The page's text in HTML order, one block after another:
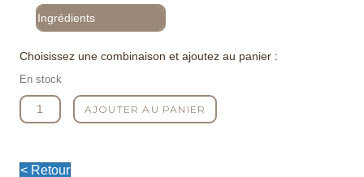
Ingrédients
Choisissez une combinaison et ajoutez au panier :
En stock
quantité
de
100
AJOUTER AU PANIER
< Retour